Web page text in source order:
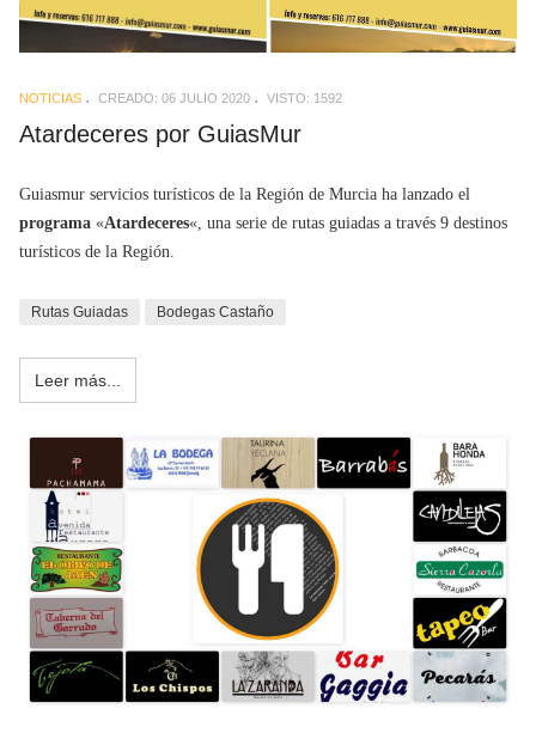
NOTICIAS CREADO: 06 JULIO 2020 VISTO: 1592
Atardeceres por GuiasMur
Guiasmur servicios turísticos de la Región de Murcia ha lanzado el
programa «Atardeceres«, una serie de rutas guiadas a través 9 destinos
turísticos de la Región.
Rutas Guiadas Bodegas Castaño
Leer más...